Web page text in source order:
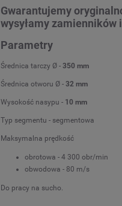
Gwarantujemy
wysyłamy zamienników
Parametry
Średnica tarczy Ø - 350 mm
Średnica otworu Ø - 32 mm
Wysokość nasypu - 10 mm
Typ segmentu - segmentowa
Maksymalna prędkość
obrotowa - 4 300 obr/min
obwodowa - 80 m/s
Do pracy na sucho.